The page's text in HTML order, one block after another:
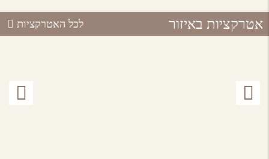
אטרקציות באיזור לכל האטרקציות